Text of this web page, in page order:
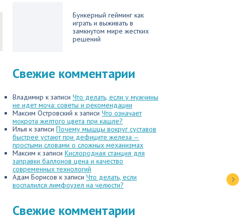
Бункерный гейминг как
играть и выживать в
замкнутом мире жестких
решений
Свежие комментарии
Владимир к записи Что делать, если у мужчины
не идет моча: советы и рекомендации
Максим Островский к записи Что означает
мокрота желтого цвета при кашле?
Илья к записи Почему мышцы вокруг суставов
быстрее устают при дефиците железа —
простыми словами о сложных механизмах
Максим к записи Кислородная станция для
заправки баллонов цена и качество
современных технологий
Адам Борисов к записи Что делать, если
воспалился лимфоузел на челюсти?
Свежие комментарии